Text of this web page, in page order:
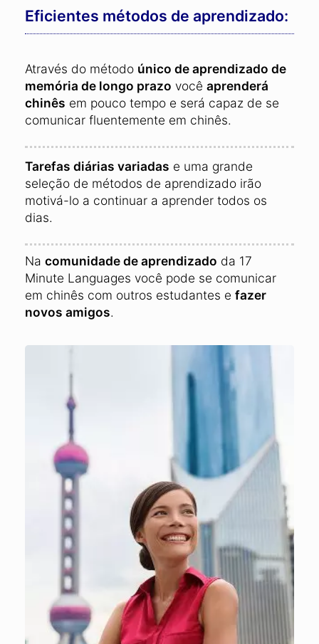
Eficientes métodos de aprendizado:
Através do método único de aprendizado de
memória de longo prazo você aprenderá
chinês em pouco tempo e será capaz de se
comunicar fluentemente em chinês.
Tarefas diárias variadas e uma grande
seleção de métodos de aprendizado irão
motivá-lo a continuar a aprender todos os
dias.
Na comunidade de aprendizado da 17
Minute Languages você pode se comunicar
em chinês com outros estudantes e fazer
novos amigos.